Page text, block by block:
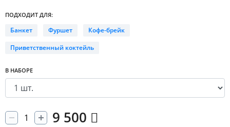
ПОДХОДИТ ДЛЯ:
Банкет Фуршет
Кофе-брейк
Приветственный коктейль
В НАБОРЕ
9 500